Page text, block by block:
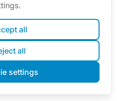
all
all
settings